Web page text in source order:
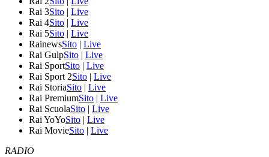
Rai 3Sito | Live
Rai 4Sito | Live
Rai 5Sito | Live
RainewsSito | Live
Rai GulpSito | Live
Rai SportSito | Live
Rai Sport 2Sito | Live
Rai StoriaSito | Live
Rai PremiumSito | Live
Rai ScuolaSito | Live
Rai YoYoSito | Live
Rai MovieSito | Live
RADIO